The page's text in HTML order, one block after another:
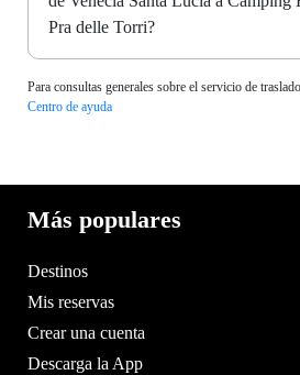
Pra delle Torri?
Para consultas generales sobre el servicio de
Centro de ayuda
Más populares
Destinos
Mis reservas
Crear una cuenta
Descarga la App